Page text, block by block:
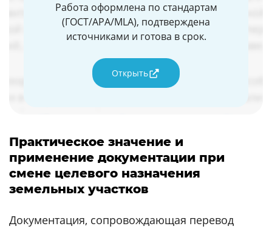
Работа оформлена по стандартам
(ГОСТ/APA/MLA), подтверждена
источниками и готова в срок.
Открыть
Практическое значение и
применение документации при
смене целевого назначения
земельных участков
Документация, сопровождающая перевод